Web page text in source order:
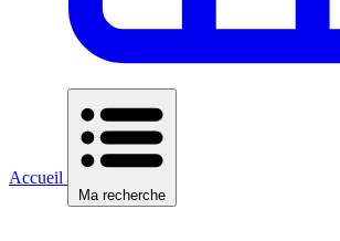
Accueil
Ma recherche